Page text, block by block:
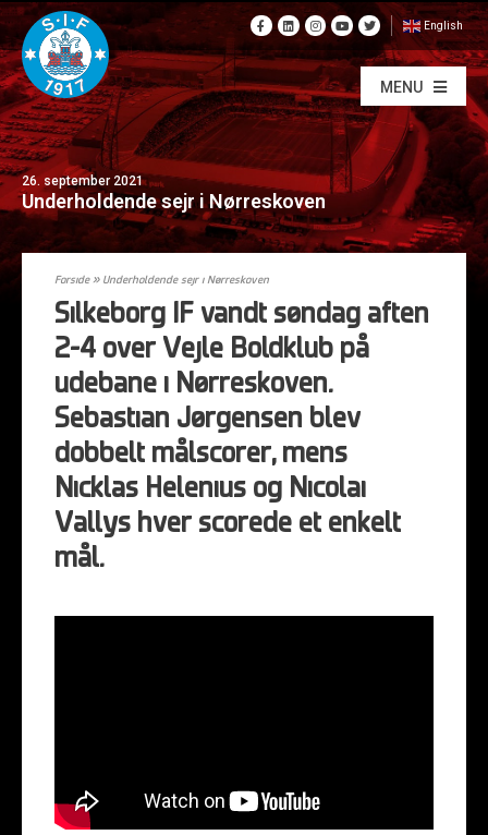
English
MENU
26. september 2021
Underholdende sejr i Nørreskoven
Forside» Underholdende sejr i Nørreskoven
Silkeborg IF vandt søndag aften
2-4 over Vejle Boldklub på
udebane i Nørreskoven.
Sebastian Jørgensen blev
dobbelt målscorer, mens
Nicklas Helenius og Nicolai
Vallys hver scorede et enkelt
mål.